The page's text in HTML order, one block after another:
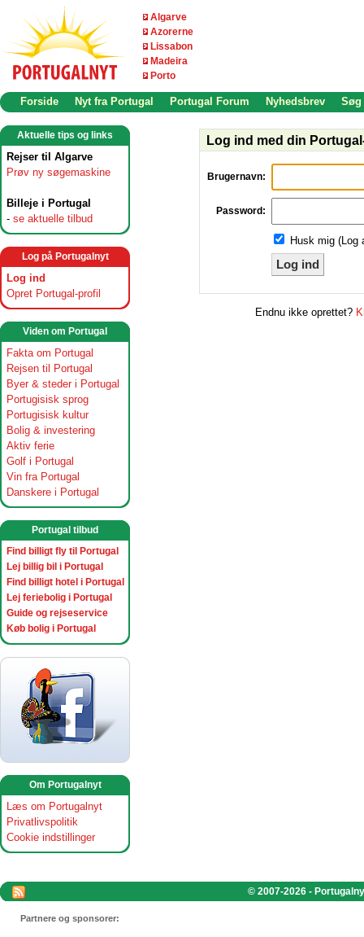
Algarve
Azorerne
Lissabon
Madeira
Porto
Forside Nyt fra Portugal Portugal Forum Nyhedsbrev Søg
Aktuelle tips og links
Rejser til Algarve
Prøv ny søgemaskine
Billeje i Portugal
- se aktuelle tilbud
Log på Portugalnyt
Log ind
Opret Portugal-profil
Viden om Portugal
Fakta om Portugal
Rejsen til Portugal
Byer & steder i Portugal
Portugisisk sprog
Portugisisk kultur
Bolig & investering
Aktiv ferie
Golf i Portugal
Vin fra Portugal
Danskere i Portugal
Portugal tilbud
Find billigt fly til Portugal
Lej billig bil i Portugal
Find billigt hotel i Portugal
Lej feriebolig i Portugal
Guide og rejseservice
Køb bolig i Portugal
Om Portugalnyt
Læs om Portugalnyt
Privatlivspolitik
Cookie indstillinger
Log ind med din
Brugernavn:
Password:
Husk mig (Log
Log ind
Endnu ikke oprettet?
© 2007-2026 -
Partnere og sponsorer: